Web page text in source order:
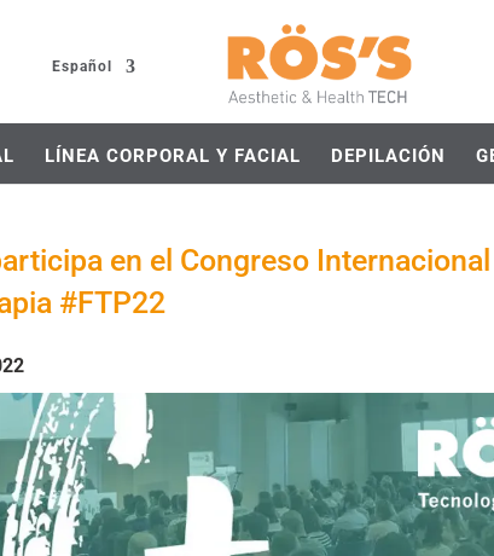
Español
LÍNEA CORPORAL Y FACIAL DEPILACIÓN
en el Congreso
#FTP22